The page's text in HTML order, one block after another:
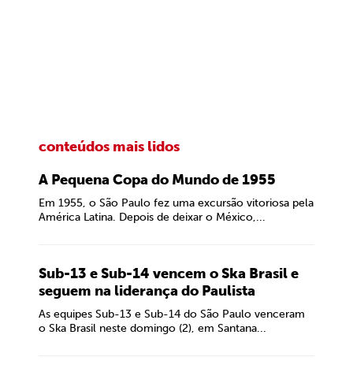
conteúdos mais lidos
A Pequena Copa do Mundo de 1955
Em 1955, o São Paulo fez uma excursão vitoriosa pela
América Latina. Depois de deixar o México,...
Sub-13 e Sub-14 vencem o Ska Brasil e
seguem na liderança do Paulista
As equipes Sub-13 e Sub-14 do São Paulo venceram
o Ska Brasil neste domingo (2), em Santana...